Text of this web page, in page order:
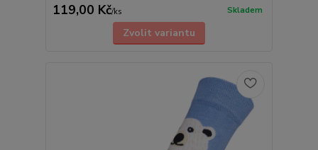
119,00 Kč/ks Skladem
Zvolit variantu